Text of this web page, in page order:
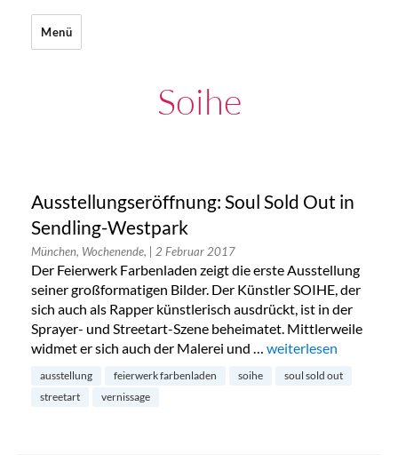
Menü
Soihe
Ausstellungseröffnung: Soul Sold Out in
Sendling-Westpark
München, Wochenende, | 2 Februar 2017
Der Feierwerk Farbenladen zeigt die erste Ausstellung
seiner großformatigen Bilder. Der Künstler SOIHE, der
sich auch als Rapper künstlerisch ausdrückt, ist in der
Sprayer- und Streetart-Szene beheimatet. Mittlerweile
widmet er sich auch der Malerei und … weiterlesen
ausstellung feierwerk farbenladen soihe
soul sold out
streetart
vernissage